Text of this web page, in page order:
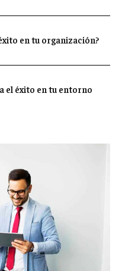
en tu organización?
el éxito en tu entorno